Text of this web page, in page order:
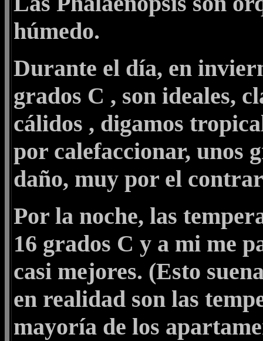
húmedo.
Durante el día, en
grados C , son ideales,
cálidos , digamos
por calefaccionar, unos
daño, muy por el
Por la noche, las
16 grados C y a mi me
casi mejores. (Esto
en realidad son las
mayoría de los